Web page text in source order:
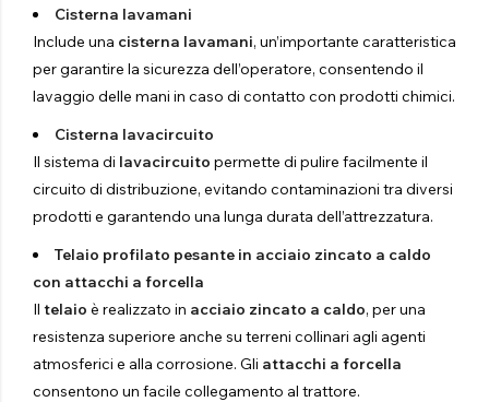
Cisterna lavamani
Include una cisterna lavamani, un’importante caratteristica
per garantire la sicurezza dell’operatore, consentendo il
lavaggio delle mani in caso di contatto con prodotti chimici.
Cisterna lavacircuito
Il sistema di lavacircuito permette di pulire facilmente il
circuito di distribuzione, evitando contaminazioni tra diversi
prodotti e garantendo una lunga durata dell’attrezzatura.
Telaio profilato pesante in acciaio zincato a caldo
con attacchi a forcella
Il telaio è realizzato in acciaio zincato a caldo, per una
resistenza superiore anche su terreni collinari agli agenti
atmosferici e alla corrosione. Gli attacchi a forcella
consentono un facile collegamento al trattore.